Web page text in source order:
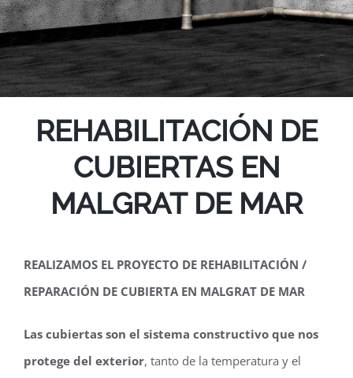
REHABILITACIÓN DE
CUBIERTAS EN
MALGRAT DE MAR
REALIZAMOS EL PROYECTO DE REHABILITACIÓN /
REPARACIÓN DE CUBIERTA EN MALGRAT DE MAR
Las cubiertas son el sistema constructivo que nos
protege del exterior, tanto de la temperatura y el